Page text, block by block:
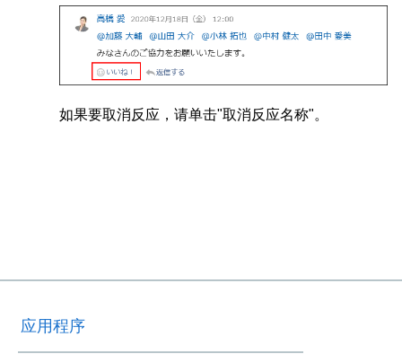
如果要取消反应，请单击"取消反应名称"。
应用程序